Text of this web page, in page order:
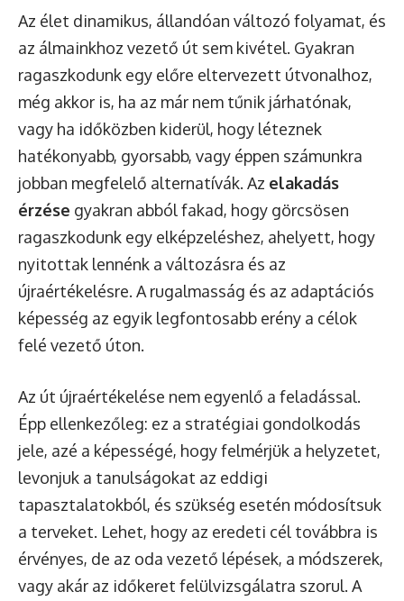
Az élet dinamikus, állandóan változó folyamat, és
az álmainkhoz vezető út sem kivétel. Gyakran
ragaszkodunk egy előre eltervezett útvonalhoz,
még akkor is, ha az már nem tűnik járhatónak,
vagy ha időközben kiderül, hogy léteznek
hatékonyabb, gyorsabb, vagy éppen számunkra
jobban megfelelő alternatívák. Az elakadás
érzése gyakran abból fakad, hogy görcsösen
ragaszkodunk egy elképzeléshez, ahelyett, hogy
nyitottak lennénk a változásra és az
újraértékelésre. A rugalmasság és az adaptációs
képesség az egyik legfontosabb erény a célok
felé vezető úton.
Az út újraértékelése nem egyenlő a feladással.
Épp ellenkezőleg: ez a stratégiai gondolkodás
jele, azé a képességé, hogy felmérjük a helyzetet,
levonjuk a tanulságokat az eddigi
tapasztalatokból, és szükség esetén módosítsuk
a terveket. Lehet, hogy az eredeti cél továbbra is
érvényes, de az oda vezető lépések, a módszerek,
vagy akár az időkeret felülvizsgálatra szorul. A